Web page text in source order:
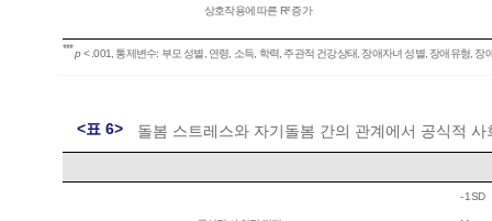
상호작용에 따른 R² 증가
*** p< .001, 통제변수: 부모 성별, 연령, 소득, 학력, 주관적 건강상태, 장애자녀 성별, 장애유형, 장
<표 6> 돌봄 스트레스와 자기돌봄 간의 관계에서 공식적
- 1SD